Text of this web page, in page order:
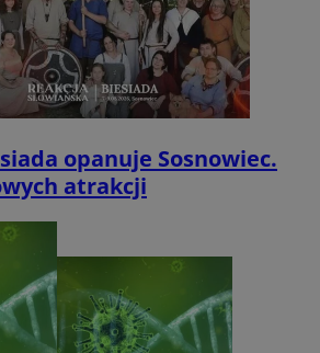
opanuje Sosnowiec.
atrakcji